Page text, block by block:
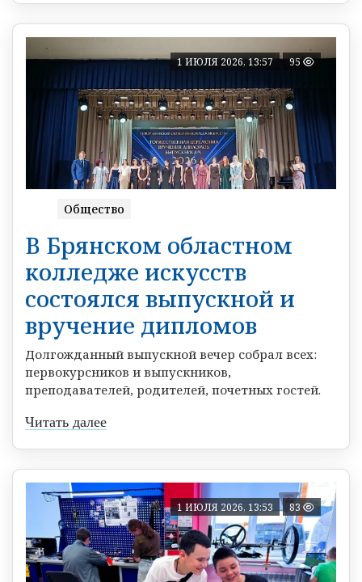
1 ИЮЛЯ 2026, 13:57 95
Общество
В Брянском областном
колледже искусств
состоялся выпускной и
вручение дипломов
Долгожданный выпускной вечер собрал всех:
первокурсников и выпускников,
преподавателей, родителей, почетных гостей.
Читать далее
1 ИЮЛЯ 2026, 13:53 83